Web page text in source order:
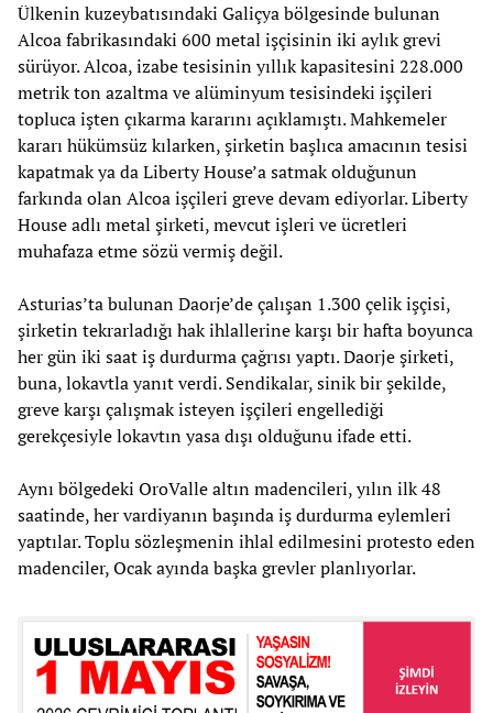
Ülkenin kuzeybatısındaki Galiçya bölgesinde bulunan
Alcoa fabrikasındaki 600 metal işçisinin iki aylık grevi
sürüyor. Alcoa, izabe tesisinin yıllık kapasitesini 228.000
metrik ton azaltma ve alüminyum tesisindeki işçileri
topluca işten çıkarma kararını açıklamıştı. Mahkemeler
kararı hükümsüz kılarken, şirketin başlıca amacının tesisi
kapatmak ya da Liberty House’a satmak olduğunun
farkında olan Alcoa işçileri greve devam ediyorlar. Liberty
House adlı metal şirketi, mevcut işleri ve ücretleri
muhafaza etme sözü vermiş değil.
Asturias’ta bulunan Daorje’de çalışan 1.300 çelik işçisi,
şirketin tekrarladığı hak ihlallerine karşı bir hafta boyunca
her gün iki saat iş durdurma çağrısı yaptı. Daorje şirketi,
buna, lokavtla yanıt verdi. Sendikalar, sinik bir şekilde,
greve karşı çalışmak isteyen işçileri engellediği
gerekçesiyle lokavtın yasa dışı olduğunu ifade etti.
Aynı bölgedeki OroValle altın madencileri, yılın ilk 48
saatinde, her vardiyanın başında iş durdurma eylemleri
yaptılar. Toplu sözleşmenin ihlal edilmesini protesto eden
madenciler, Ocak ayında başka grevler planlıyorlar.